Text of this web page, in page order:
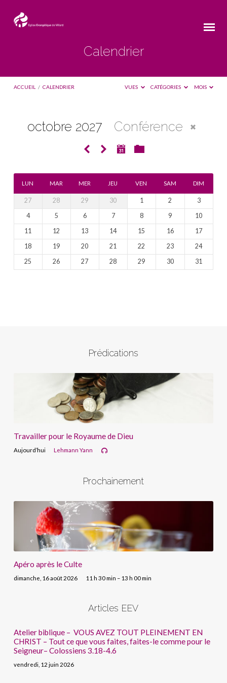
Calendrier
ACCUEIL / CALENDRIER VUES CATÉGORIES MOIS
octobre 2027 Conférence
LUN MAR MER JEU VEN SAM DIM
27 28 29 30 1 2
3
4
5 6 7 8 9
10
11
12 13 14 15 16
17
18
19 20 21 22 23
24
25
26 27 28 29 30 31
Prédications
Travailler pour le Royaume de Dieu
Aujourd’hui Lehmann Yann
Prochainement
Apéro après le Culte
dimanche, 16 août 2026 11 h 30 min – 13 h 00 min
Articles EEV
Atelier biblique – VOUS AVEZ TOUT PLEINEMENT EN
CHRIST – Tout ce que vous faites, faites-le comme pour le
Seigneur– Colossiens 3.18-4.6
vendredi, 12 juin 2026